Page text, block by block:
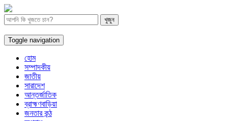
Toggle navigation
হোম
সম্পাদকীয়
জাতীয়
সারাদেশ
আন্তর্জাতিক
ব্রাহ্মণবাড়িয়া
জনতার কন্ঠ